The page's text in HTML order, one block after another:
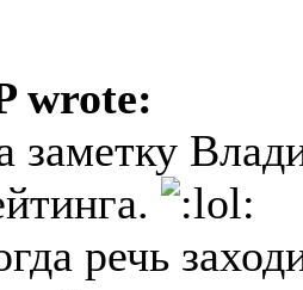
wrote:
заметку
речь